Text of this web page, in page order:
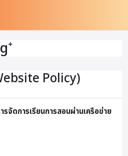
Policy)
รจัดการเรียนการสอนผ่านเครือข่าย